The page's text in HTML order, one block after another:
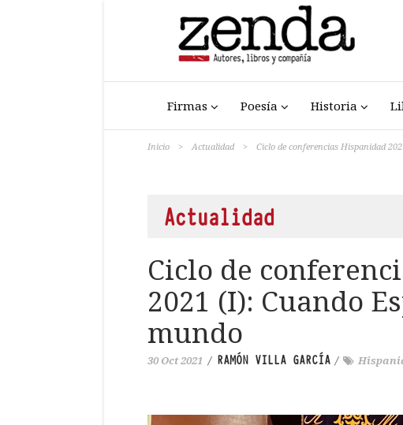
Firmas Poesía Historia
Inicio > Actualidad > Ciclo de conferencias Hispanidad
Actualidad
Ciclo de
2021 (I): Cuando
mundo
30 Oct 2021 / RAMÓN VILLA GARCÍA /